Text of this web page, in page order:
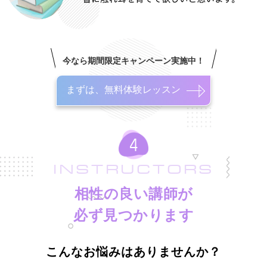
今なら期間限定キャンペーン実施中！
まずは、無料体験レッスン
INSTRUCTORS
相性の良い講師が
必ず見つかります
こんなお悩みはありませんか？